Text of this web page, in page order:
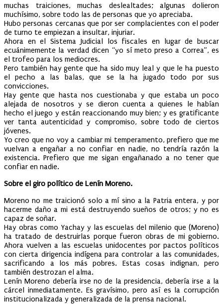
muchas traiciones, muchas deslealtades; algunas dolieron
muchísimo, sobre todo las de personas que yo apreciaba.
Hubo personas cercanas que por ser complacientes con el poder
de turno te empiezan a insultar, injuriar.
Ahora en el Sistema Judicial los fiscales en lugar de buscar
ecuánimemente la verdad dicen “yo sí meto preso a Correa”, es
el trofeo para los mediocres.
Pero también hay gente que ha sido muy leal y que le ha puesto
el pecho a las balas, que se la ha jugado todo por sus
convicciones.
Hay gente que hasta nos cuestionaba y que estaba un poco
alejada de nosotros y se dieron cuenta a quienes le habían
hecho el juego y están reaccionando muy bien; y es gratificante
ver tanta autenticidad y compromiso, sobre todo de ciertos
jóvenes.
Yo creo que no voy a cambiar mi temperamento, prefiero que me
vuelvan a engañar a no confiar en nadie, no tendría razón la
existencia. Prefiero que me sigan engañanado a no tener que
confiar en nadie.
Sobre el giro político de Lenín Moreno.
Moreno no me traicionó solo a mí sino a la Patria entera, y por
hacerme daño a mi está destruyendo sueños de otros; y no es
capaz de soñar.
Hay obras como Yachay y las escuelas del milenio que (Moreno)
ha tratado de destruirlas porque fueron obras de mi gobierno.
Ahora vuelven a las escuelas unidocentes por pactos políticos
con cierta dirigencia indígena para controlar a las comunidades,
sacrificando a los más pobres. Estas cosas indignan, pero
también destrozan el alma.
Lenín Moreno debería irse no de la presidencia, debería irse a la
cárcel inmediatamente. Es gravísimo, pero así es la corrupción
institucionalizada y generalizada de la prensa nacional.